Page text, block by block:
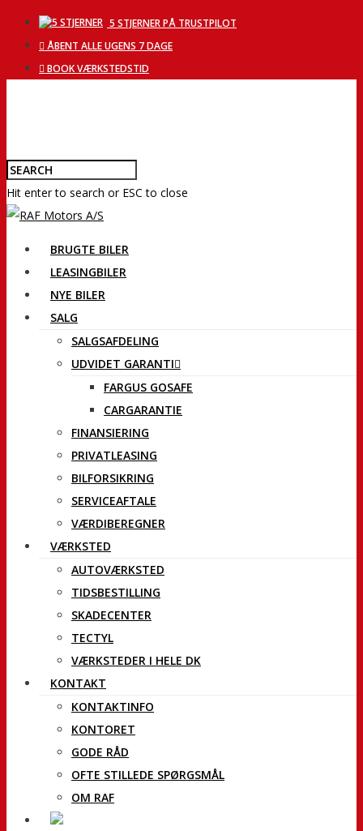
5 STJERNER PÅ TRUSTPILOT
ÅBENT ALLE UGENS 7 DAGE
BOOK VÆRKSTEDSTID
Hit enter to search or ESC to close
BRUGTE BILER
LEASINGBILER
NYE BILER
SALG
SALGSAFDELING
UDVIDET GARANTI
FARGUS GOSAFE
CARGARANTIE
FINANSIERING
PRIVATLEASING
BILFORSIKRING
SERVICEAFTALE
VÆRDIBEREGNER
VÆRKSTED
AUTOVÆRKSTED
TIDSBESTILLING
SKADECENTER
TECTYL
VÆRKSTEDER I HELE DK
KONTAKT
KONTAKTINFO
KONTORET
GODE RÅD
OFTE STILLEDE SPØRGSMÅL
OM RAF